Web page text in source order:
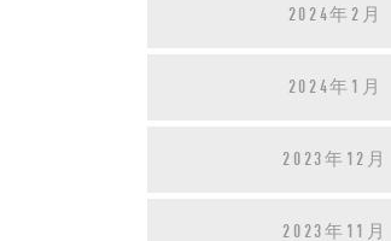
2024年2月
2024年1月
2023年12月
2023年11月